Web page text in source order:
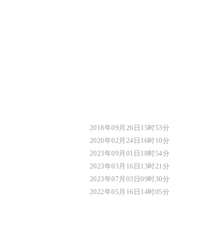
2018年09月26日15时53分
2020年02月24日16时10分
2023年09月01日18时54分
2023年03月16日13时21分
2023年07月03日09时30分
2022年05月16日14时05分